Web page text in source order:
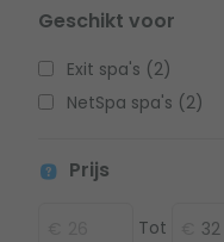
Geschikt voor
Exit spa's (2)
NetSpa spa's (2)
Prijs
Tot